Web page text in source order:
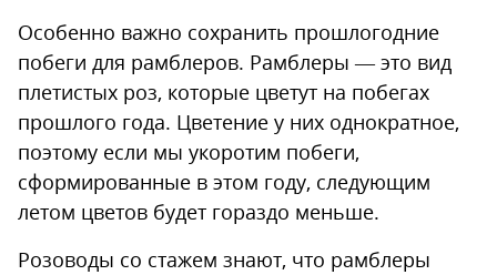
Особенно важно сохранить прошлогодние
побеги для рамблеров. Рамблеры — это вид
плетистых роз, которые цветут на побегах
прошлого года. Цветение у них однократное,
поэтому если мы укоротим побеги,
сформированные в этом году, следующим
летом цветов будет гораздо меньше.
Розоводы со стажем знают, что рамблеры